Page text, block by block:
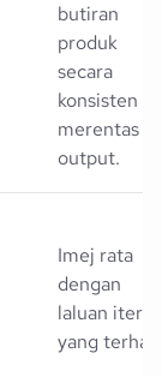
butiran
produk
secara
konsisten
merentas
output.
Imej rata
dengan
laluan
yang